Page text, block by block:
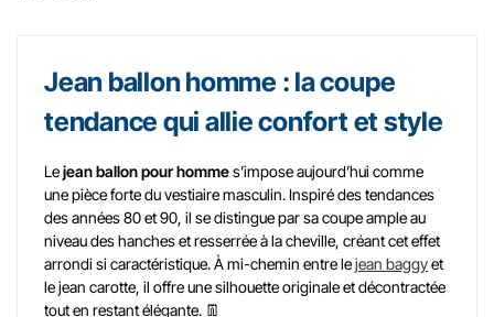
Jean ballon homme : la coupe
tendance qui allie confort et style
Lejean ballon pour hommes’impose aujourd’hui comme
une pièce forte du vestiaire masculin. Inspiré des tendances
des années 80 et 90, il se distingue par sa coupe ample au
niveau des hanches et resserrée à la cheville, créant cet effet
arrondi si caractéristique. À mi-chemin entre lejean baggyet
le jean carotte, il offre une silhouette originale et décontractée
tout en restant élégante. 👖